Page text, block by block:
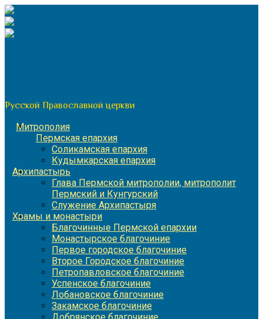
Перейти
к
содержимому
Русской Православной церкви
Митрополия
Пермская епархия
Соликамская епархия
Кудымкарская епархия
Архипастырь
Глава Пермской митрополии, митрополит
Пермский и Кунгурский
Служение Архипастыря
Храмы и монастыри
Благочинные Пермской епархии
Монастырское благочиние
Первое городское благочиние
Второе Городское благочиние
Петропавловское благочиние
Успенское благочиние
Лобановское благочиние
Закамское благочиние